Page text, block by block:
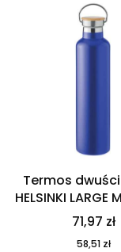
Termos
HELSINKI
04
71,97 zł
58,51 zł